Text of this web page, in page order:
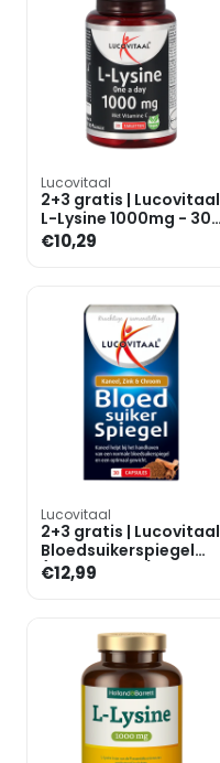
Lucovitaal
2+3 gratis | Lucovitaal
L-Lysine 1000mg - 30
Tabletten
€10,29
Lucovitaal
2+3 gratis | Lucovitaal
Bloedsuikerspiegel
(30 Capsules)
€12,99